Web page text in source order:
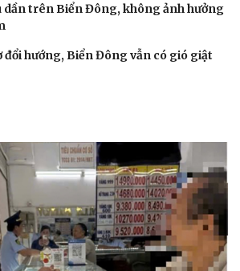
dần trên Biển Đông, không ảnh hưởng
đổi hướng, Biển Đông vẫn có gió giật